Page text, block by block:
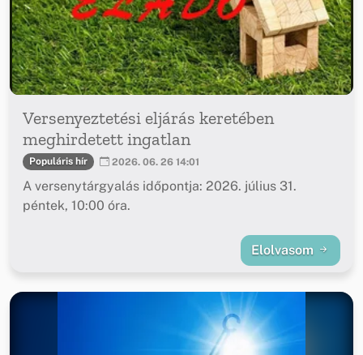
Versenyeztetési eljárás keretében
meghirdetett ingatlan
Populáris hír 2026. 06. 26 14:01
A versenytárgyalás időpontja: 2026. július 31.
péntek, 10:00 óra.
Elolvasom